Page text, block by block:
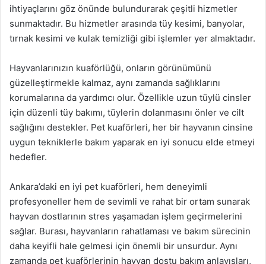
ihtiyaçlarını göz önünde bulundurarak çeşitli hizmetler
sunmaktadır. Bu hizmetler arasında tüy kesimi, banyolar,
tırnak kesimi ve kulak temizliği gibi işlemler yer almaktadır.
Hayvanlarınızın kuaförlüğü, onların görünümünü
güzelleştirmekle kalmaz, aynı zamanda sağlıklarını
korumalarına da yardımcı olur. Özellikle uzun tüylü cinsler
için düzenli tüy bakımı, tüylerin dolanmasını önler ve cilt
sağlığını destekler. Pet kuaförleri, her bir hayvanın cinsine
uygun tekniklerle bakım yaparak en iyi sonucu elde etmeyi
hedefler.
Ankara’daki en iyi pet kuaförleri, hem deneyimli
profesyoneller hem de sevimli ve rahat bir ortam sunarak
hayvan dostlarının stres yaşamadan işlem geçirmelerini
sağlar. Burası, hayvanların rahatlaması ve bakım sürecinin
daha keyifli hale gelmesi için önemli bir unsurdur. Aynı
zamanda pet kuaförlerinin hayvan dostu bakım anlayışları,